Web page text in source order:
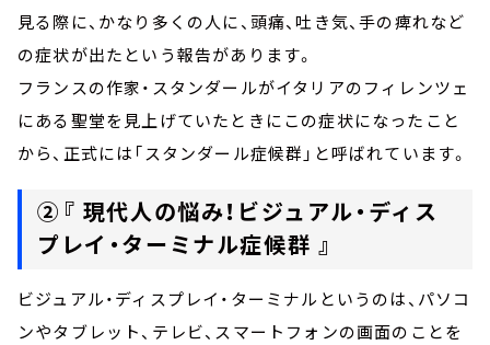
見る際に、かなり多くの人に、頭痛、吐き気、手の痺れなど
の症状が出たという報告があります。
フランスの作家・スタンダールがイタリアのフィレンツェ
にある聖堂を見上げていたときにこの症状になったこと
から、正式には「スタンダール症候群」と呼ばれています。
②『 現代人の悩み！ビジュアル・ディス
プレイ・ターミナル症候群 』
ビジュアル・ディスプレイ・ターミナルというのは、パソコ
ンやタブレット、テレビ、スマートフォンの画面のことを